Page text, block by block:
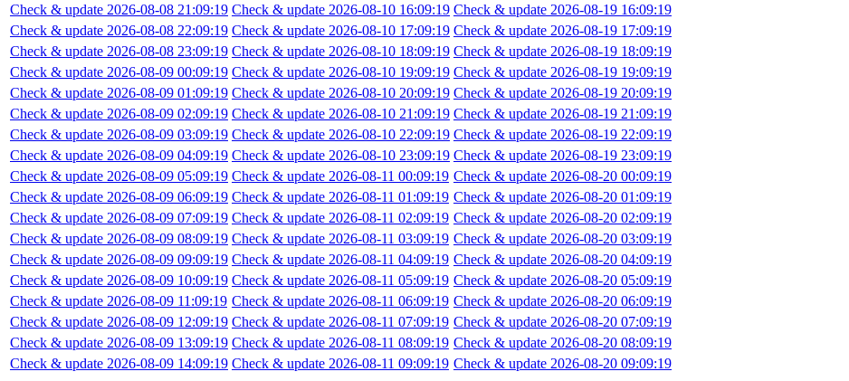
Check & update 2026-08-08 21:09:19
Check & update 2026-08-08 22:09:19
Check & update 2026-08-08 23:09:19
Check & update 2026-08-09 00:09:19
Check & update 2026-08-09 01:09:19
Check & update 2026-08-09 02:09:19
Check & update 2026-08-09 03:09:19
Check & update 2026-08-09 04:09:19
Check & update 2026-08-09 05:09:19
Check & update 2026-08-09 06:09:19
Check & update 2026-08-09 07:09:19
Check & update 2026-08-09 08:09:19
Check & update 2026-08-09 09:09:19
Check & update 2026-08-09 10:09:19
Check & update 2026-08-09 11:09:19
Check & update 2026-08-09 12:09:19
Check & update 2026-08-09 13:09:19
Check & update 2026-08-09 14:09:19
Check & update 2026-08-10 16:09:19
Check & update 2026-08-10 17:09:19
Check & update 2026-08-10 18:09:19
Check & update 2026-08-10 19:09:19
Check & update 2026-08-10 20:09:19
Check & update 2026-08-10 21:09:19
Check & update 2026-08-10 22:09:19
Check & update 2026-08-10 23:09:19
Check & update 2026-08-11 00:09:19
Check & update 2026-08-11 01:09:19
Check & update 2026-08-11 02:09:19
Check & update 2026-08-11 03:09:19
Check & update 2026-08-11 04:09:19
Check & update 2026-08-11 05:09:19
Check & update 2026-08-11 06:09:19
Check & update 2026-08-11 07:09:19
Check & update 2026-08-11 08:09:19
Check & update 2026-08-11 09:09:19
Check & update 2026-08-19 16:09:19
Check & update 2026-08-19 17:09:19
Check & update 2026-08-19 18:09:19
Check & update 2026-08-19 19:09:19
Check & update 2026-08-19 20:09:19
Check & update 2026-08-19 21:09:19
Check & update 2026-08-19 22:09:19
Check & update 2026-08-19 23:09:19
Check & update 2026-08-20 00:09:19
Check & update 2026-08-20 01:09:19
Check & update 2026-08-20 02:09:19
Check & update 2026-08-20 03:09:19
Check & update 2026-08-20 04:09:19
Check & update 2026-08-20 05:09:19
Check & update 2026-08-20 06:09:19
Check & update 2026-08-20 07:09:19
Check & update 2026-08-20 08:09:19
Check & update 2026-08-20 09:09:19